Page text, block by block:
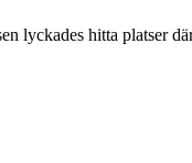
hitta platser